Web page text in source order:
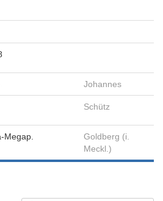
Johannes
Schütz
Megap.
Goldberg (i.
Meckl.)